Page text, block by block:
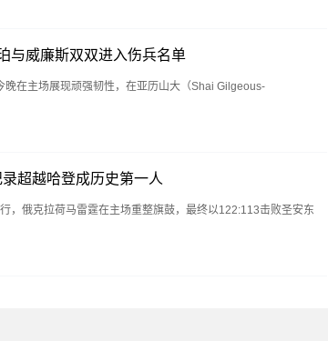
与威廉斯双双进入伤兵名单
在主场展现顽强韧性，在亚历山大（Shai Gilgeous-
超越哈登成历史第一人
，俄克拉荷马雷霆在主场重整旗鼓，最终以122:113击败圣安东